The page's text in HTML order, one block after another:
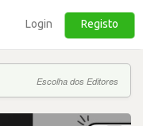
Login Registo
Escolha dos Editores